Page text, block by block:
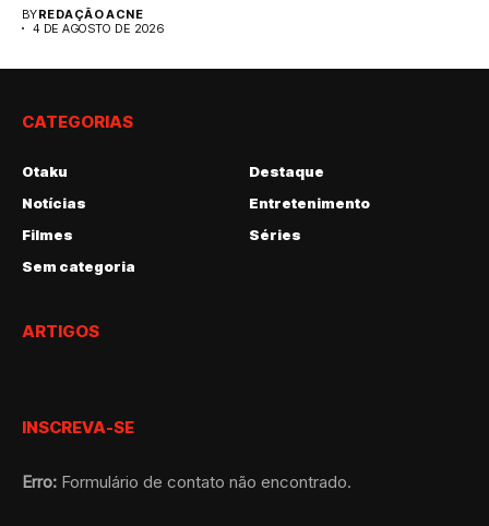
BYREDAÇÃO ACNE
4 DE AGOSTO DE 2026
CATEGORIAS
Otaku
Destaque
Notícias
Entretenimento
Filmes
Séries
Sem categoria
ARTIGOS
INSCREVA-SE
Erro: Formulário de contato não encontrado.